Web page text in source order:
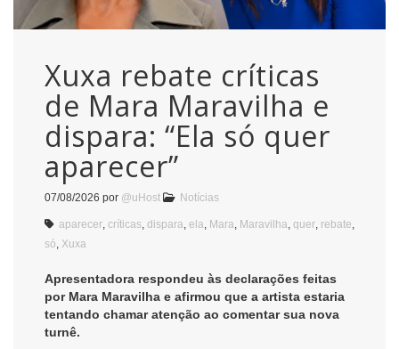
Xuxa rebate críticas
de Mara Maravilha e
dispara: “Ela só quer
aparecer”
07/08/2026 por @uHost Notícias
aparecer críticas dispara ela Mara Maravilha quer rebate
só Xuxa
Apresentadora respondeu às declarações feitas
por Mara Maravilha e afirmou que a artista estaria
tentando chamar atenção ao comentar sua nova
turnê.